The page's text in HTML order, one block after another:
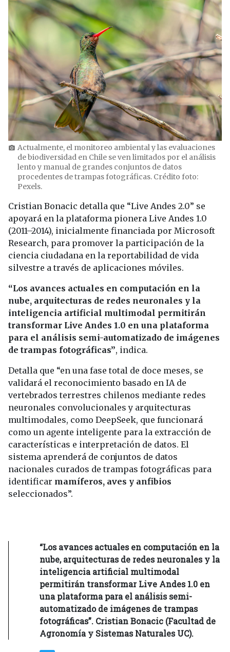
photo_camera Actualmente, el monitoreo ambiental y las evaluaciones
de biodiversidad en Chile se ven limitados por el análisis
lento y manual de grandes conjuntos de datos
procedentes de trampas fotográficas. Crédito foto:
Pexels.
Cristian Bonacic detalla que “Live Andes 2.0” se
apoyará en la plataforma pionera Live Andes 1.0
(2011–2014), inicialmente financiada por Microsoft
Research, para promover la participación de la
ciencia ciudadana en la reportabilidad de vida
silvestre a través de aplicaciones móviles.
“Los avances actuales en computación en la
nube, arquitecturas de redes neuronales y la
inteligencia artificial multimodal permitirán
transformar Live Andes 1.0 en una plataforma
para el análisis semi-automatizado de imágenes
de trampas fotográficas”, indica.
Detalla que “en una fase total de doce meses, se
validará el reconocimiento basado en IA de
vertebrados terrestres chilenos mediante redes
neuronales convolucionales y arquitecturas
multimodales, como DeepSeek, que funcionará
como un agente inteligente para la extracción de
características e interpretación de datos. El
sistema aprenderá de conjuntos de datos
nacionales curados de trampas fotográficas para
identificar mamíferos, aves y anfibios
seleccionados”.
“Los avances actuales en computación en la
nube, arquitecturas de redes neuronales y la
inteligencia artificial multimodal
permitirán transformar Live Andes 1.0 en
una plataforma para el análisis semi-
automatizado de imágenes de trampas
fotográficas”. Cristian Bonacic (Facultad de
Agronomía y Sistemas Naturales UC).